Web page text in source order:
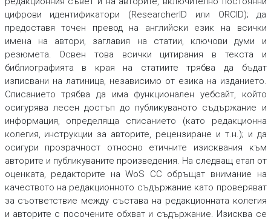
цифрови идентификатори (ResearcherID или ORCID); да
предоставя точен превод на английски език на всички
имена на автори, заглавия на статии, ключови думи и
резюмета. Освен това всички цитирания в текста и
библиографията в края на статиите трябва да бъдат
изписвани на латиница, независимо от езика на изданието.
Списанието трябва да има функционален уебсайт, който
осигурява лесен достъп до публикуваното съдържание и
информация, определяща списанието (като редакционна
колегия, инструкции за авторите, рецензиране и т.н.); и да
осигури прозрачност относно етичните изисквания към
авторите и публикуваните произведения. На следващ етап от
оценката, редакторите на WoS CC обръщат внимание на
качеството на редакционното съдържание като проверяват
за съответствие между състава на редакционната колегия
и авторите с посочените обхват и съдържание. Изисква се